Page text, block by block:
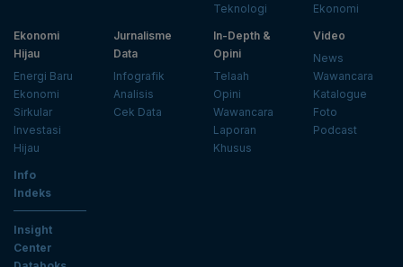
Teknologi
Ekonomi
Ekonomi
Hijau
Energi Baru
Ekonomi
Sirkular
Investasi
Hijau
Jurnalisme
Data
Infografik
Analisis
Cek Data
In-Depth &
Opini
Telaah
Opini
Wawancara
Laporan
Khusus
Video
News
Wawancara
Katalogue
Foto
Podcast
Info
Indeks
Insight
Center